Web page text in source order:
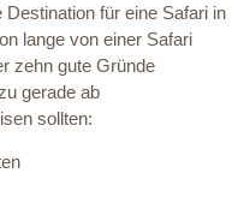
für eine Safari in
lange von einer Safari
zehn gute Gründe
gerade ab
sollten: